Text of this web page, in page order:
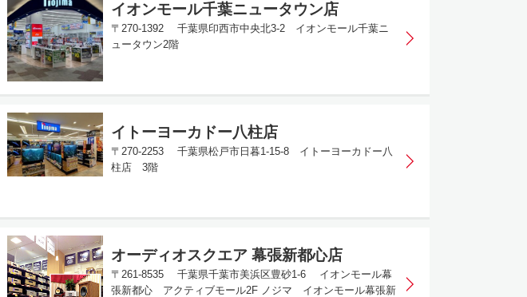
イオンモール千葉ニュータウン店
〒270-1392 千葉県印西市中央北3-2 イオンモール千葉ニ
ュータウン2階
イトーヨーカドー八柱店
〒270-2253 千葉県松戸市日暮1-15-8 イトーヨーカドー八
柱店 3階
オーディオスクエア 幕張新都心店
〒261-8535 千葉県千葉市美浜区豊砂1-6 イオンモール幕
張新都心 アクティブモール2F ノジマ イオンモール幕張新